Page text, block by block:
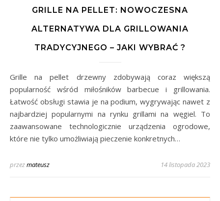
GRILLE NA PELLET: NOWOCZESNA
ALTERNATYWA DLA GRILLOWANIA
TRADYCYJNEGO – JAKI WYBRAĆ ?
Grille na pellet drzewny zdobywają coraz większą
popularność wśród miłośników barbecue i grillowania.
Łatwość obsługi stawia je na podium, wygrywając nawet z
najbardziej popularnymi na rynku grillami na węgiel. To
zaawansowane technologicznie urządzenia ogrodowe,
które nie tylko umożliwiają pieczenie konkretnych…
przezmateusz 14 listopada 2023